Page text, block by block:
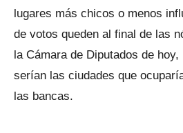
lugares más chicos o menos
de votos queden al final de las
la Cámara de Diputados de
serían las ciudades que
las bancas.